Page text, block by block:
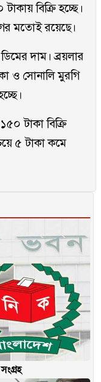
বিক্রি হচ্ছে।
মতোই রয়েছে।
দাম। ব্রয়লার
ও সোনালি মুরগি
টাকা বিক্রি
৫ টাকা কমে